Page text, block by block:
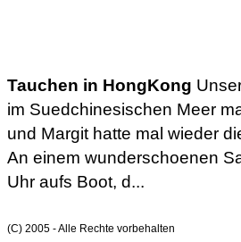
Tauchen in HongKong
im Suedchinesischen Meer
und Margit hatte mal wieder
An einem wunderschoenen
Uhr aufs Boot, d...
(C) 2005 - Alle Rechte vorbehalten